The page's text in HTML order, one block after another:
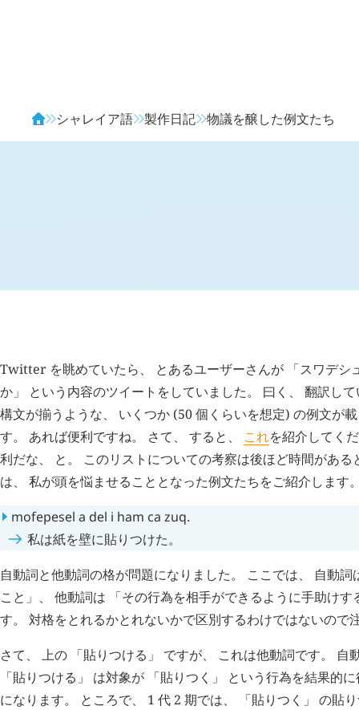
シャレイア語 製作日記 物議を醸した例文たち
Twitter を眺めていたら、 とあるユーザーさんが 「スワデシ
か」 という内容のツイートをしていました。 曰く、 翻訳し
構文が揃うような、 いくつか (50 個くらいを想定) の例文が
す。 あれば便利ですね。 さて、 すると、 これを紹介してく
利だな、 と。 このリストについての考察は後ほど時間がある
は、 私が頭を悩ませることとなった例文たちをご紹介します
mofepesel a del i ham ca zuq.
私は紙を壁に貼りつけた。
自動詞と他動詞の格が問題になりました。 ここでは、 自動
こと」、 他動詞は 「その行為を相手ができるように手助け
す。 対格をとれるかとれないかで区別するわけではないので
さて、 上の 「貼りつける」 ですが、 これは他動詞です。 自
「貼りつける」 は対象が 「貼りつく」 という行為を結果的
になります。 ところで、 1 代 2 期では、 「貼りつく」 の貼